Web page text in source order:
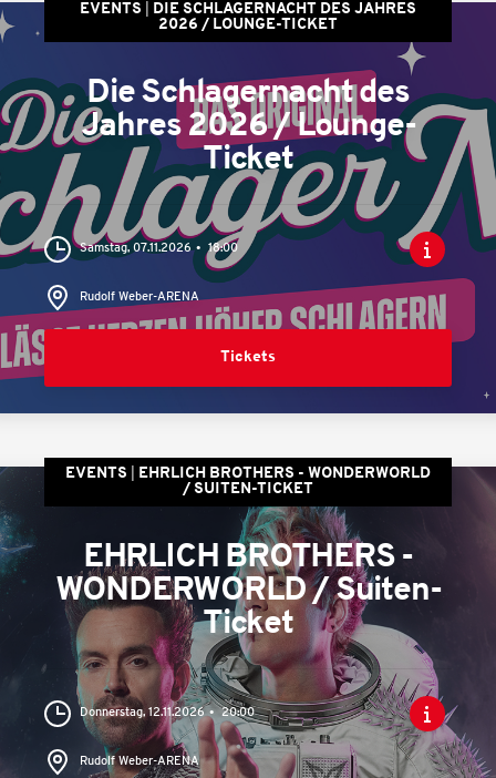
EVENTS
DIE SCHLAGERNACHT DES JAHRES
2026 / LOUNGE-TICKET
Die Schlagernacht des
Jahres 2026 / Lounge-
Ticket
Samstag, 07.11.2026 18:00
Rudolf Weber-ARENA
Tickets
EVENTS
EHRLICH BROTHERS - WONDERWORLD
/ SUITEN-TICKET
EHRLICH BROTHERS -
WONDERWORLD / Suiten-
Ticket
Donnerstag, 12.11.2026 20:00
Rudolf Weber-ARENA